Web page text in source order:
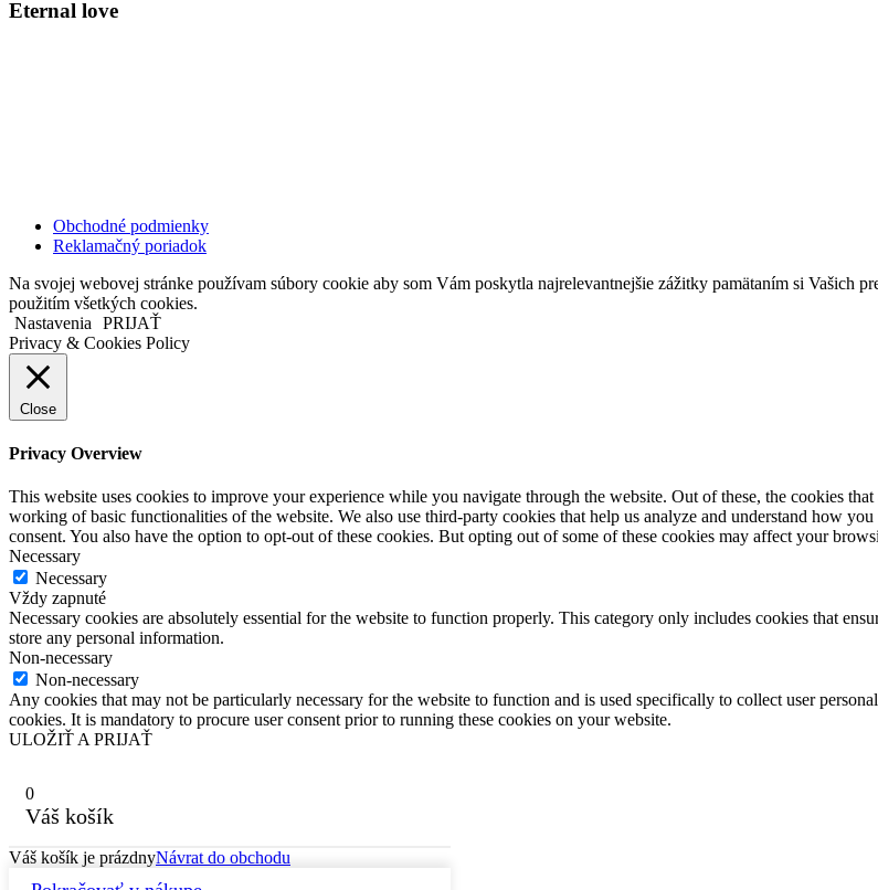
Eternal love
Obchodné podmienky
Reklamačný poriadok
Na svojej webovej stránke používam súbory cookie aby som Vám poskytla najrelevantnejšie zážitky pamätaním si Vašich
použitím všetkých cookies.
Nastavenia
PRIJAŤ
Privacy & Cookies Policy
Close
Privacy Overview
This website uses cookies to improve your experience while you navigate through the website. Out of these, the cookies
working of basic functionalities of the website. We also use third-party cookies that help us analyze and understand how
consent. You also have the option to opt-out of these cookies. But opting out of some of these cookies may affect your
Necessary
Necessary
Vždy zapnuté
Necessary cookies are absolutely essential for the website to function properly. This category only includes cookies that
store any personal information.
Non-necessary
Non-necessary
Any cookies that may not be particularly necessary for the website to function and is used specifically to collect user
cookies. It is mandatory to procure user consent prior to running these cookies on your website.
ULOŽIŤ A PRIJAŤ
0
Váš košík
Váš košík je prázdnyNávrat do obchodu